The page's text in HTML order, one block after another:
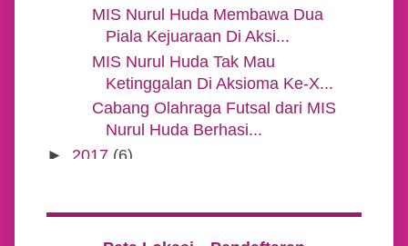
MIS Nurul Huda Membawa Dua
Piala Kejuaraan Di Aksi...
MIS Nurul Huda Tak Mau
Ketinggalan Di Aksioma Ke-X...
Cabang Olahraga Futsal dari MIS
Nurul Huda Berhasi...
►
2017(6)